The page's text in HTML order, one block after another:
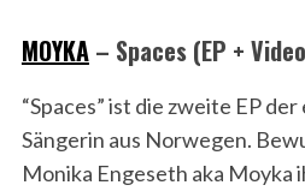
MOYKA– Spaces (EP +
“Spaces” ist die zweite EP
Sängerin aus Norwegen.
Monika Engeseth aka Moyka